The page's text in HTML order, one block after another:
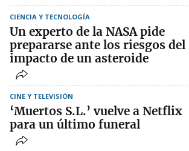
CIENCIA Y TECNOLOGÍA
Un experto de la NASA pide
prepararse ante los riesgos del
impacto de un asteroide
CINE Y TELEVISIÓN
‘Muertos S.L.’ vuelve a Netflix
para un último funeral